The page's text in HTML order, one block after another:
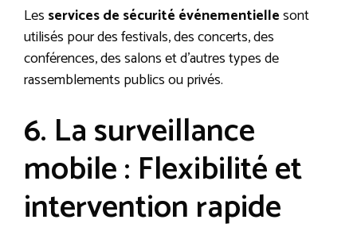
Les services de sécurité événementiellesont
utilisés pour des festivals, des concerts, des
conférences, des salons et d’autres types de
rassemblements publics ou privés.
6. La surveillance
mobile : Flexibilité et
intervention rapide